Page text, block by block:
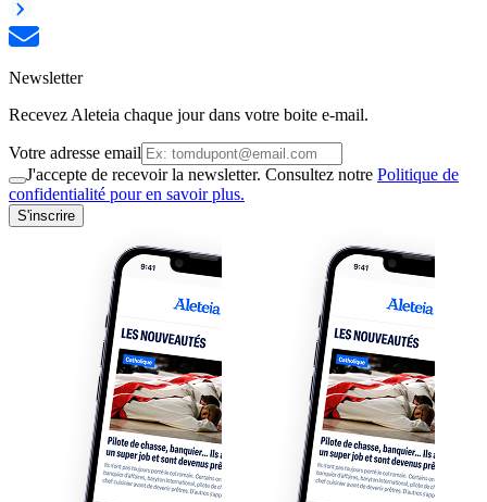
Newsletter
Recevez Aleteia chaque jour dans votre boite e-mail.
Votre adresse email
J'accepte de recevoir la newsletter. Consultez notre Politique de
confidentialité pour en savoir plus.
S'inscrire